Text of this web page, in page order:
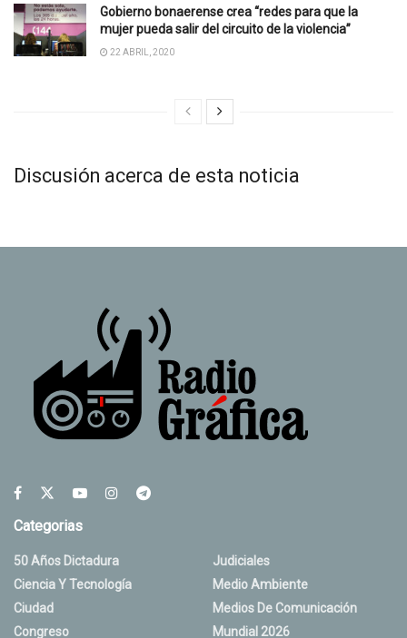
Gobierno bonaerense crea “redes para que la
mujer pueda salir del circuito de la violencia”
22 ABRIL, 2020
Discusión acerca de esta noticia
Categorias
50 Años Dictadura
Ciencia Y Tecnología
Ciudad
Congreso
Judiciales
Medio Ambiente
Medios De Comunicación
Mundial 2026